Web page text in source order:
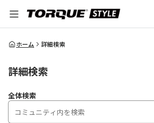
全体検索
ホーム 詳細検索
詳細検索
全体検索